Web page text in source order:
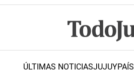
ÚLTIMAS NOTICIASJUJUYPAÍS